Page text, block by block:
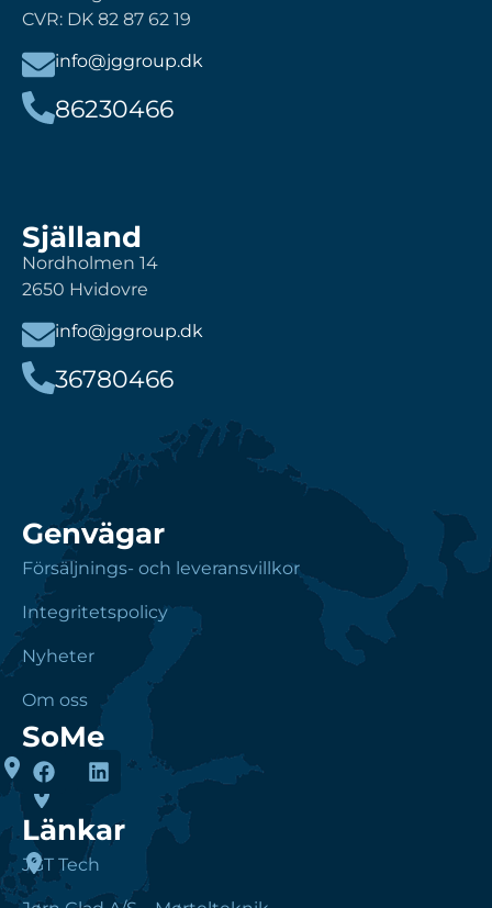
CVR: DK 82 87 62 19
info@jggroup.dk
86230466
Själland
Nordholmen 14
2650 Hvidovre
info@jggroup.dk
36780466
Genvägar
Försäljnings- och leveransvillkor
Integritetspolicy
Nyheter
Om oss
SoMe
Länkar
JGT Tech